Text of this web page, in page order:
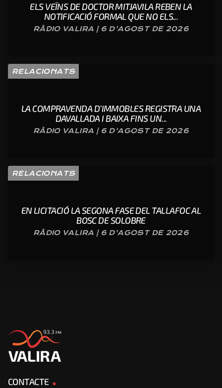
ELS VEÏNS DE DOCTOR MITJAVILA REBEN LA
NOTIFICACIÓ FORMAL QUE NO ELS...
RÀDIO VALIRA | 6 D'AGOST DE 2026
RELACIONATS
LA COMPRAVENDA D’IMMOBLES REGISTRA UNA
DAVALLADA I BAIXA FINS UN...
RÀDIO VALIRA | 6 D'AGOST DE 2026
RELACIONATS
EN LICITACIÓ LA SEGONA FASE DEL TALLAFOC AL
BOSC DE SOLOBRE
RÀDIO VALIRA | 6 D'AGOST DE 2026
CONTACTE